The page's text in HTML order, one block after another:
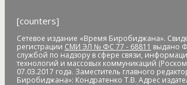
[counters]
Сетевое издание «Время Биробиджана».
регистрации СМИ ЭЛ № ФС 77 - 68811 выдано
службой по надзору в сфере связи,
технологий и массовых коммуникаций
07.03.2017 года. Заместитель главного
Биробиджана»: Кондратенко Т.В. Адрес